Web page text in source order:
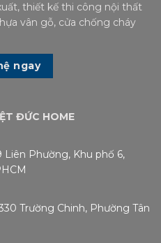
thiết kế thi công nội thất
vân gỗ, cửa chống cháy
ngay
ĐỨC HOME
Liên Phường, Khu phố 6,
Trường Chinh, Phường Tân